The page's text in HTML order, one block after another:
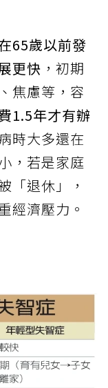
65歲以前發
更快 ，初期
焦慮等，容
1.5年才有辦
時大多還在
，若是家庭
「退休」，
經濟壓力。